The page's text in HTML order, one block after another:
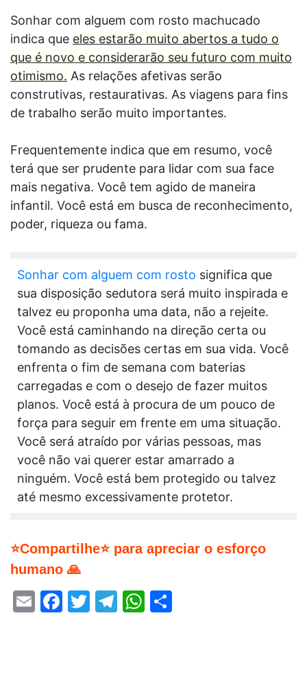
Sonhar com alguem com rosto machucado
indica que eles estarão muito abertos a tudo o
que é novo e considerarão seu futuro com muito
otimismo. As relações afetivas serão
construtivas, restaurativas. As viagens para fins
de trabalho serão muito importantes.
Frequentemente indica que em resumo, você
terá que ser prudente para lidar com sua face
mais negativa. Você tem agido de maneira
infantil. Você está em busca de reconhecimento,
poder, riqueza ou fama.
Sonhar com alguem com rosto significa que
sua disposição sedutora será muito inspirada e
talvez eu proponha uma data, não a rejeite.
Você está caminhando na direção certa ou
tomando as decisões certas em sua vida. Você
enfrenta o fim de semana com baterias
carregadas e com o desejo de fazer muitos
planos. Você está à procura de um pouco de
força para seguir em frente em uma situação.
Você será atraído por várias pessoas, mas
você não vai querer estar amarrado a
ninguém. Você está bem protegido ou talvez
até mesmo excessivamente protetor.
⭐Compartilhe⭐ para apreciar o esforço
humano 🙏
EmailFacebook
Twitter
Telegram
WhatsApp